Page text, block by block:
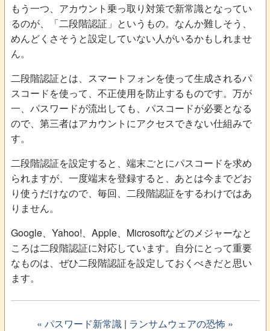
もう一つ、アカウント乗っ取り対策で新常識となってい
るのが、「二段階認証」というもの。なんか難しそう、
めんどくさそうと設定していない人がいるかもしれませ
ん。
二段階認証とは、スマートフォンを使って生成されるパ
スコードを使って、不正使用を防止するものです。万が
一、パスワードが流出しても、パスコードが必要となる
ので、第三者はアカウントにアクセスできない仕組みで
す。
二段階認証を設定すると、端末ごとにパスコードを求め
られますが、一度端末を登録すると、あとは今までどお
り使うだけなので、毎回、二段階認証をするわけではあ
りません。
Google、Yahoo!、Apple、Microsoftなどのメジャーなと
ころは二段階認証に対応しています。自分にとって重要
なものは、ぜひ二段階認証を設定しておくべきだと思い
ます。
« パスワード新常識 | ランサムウェアの恐怖 »